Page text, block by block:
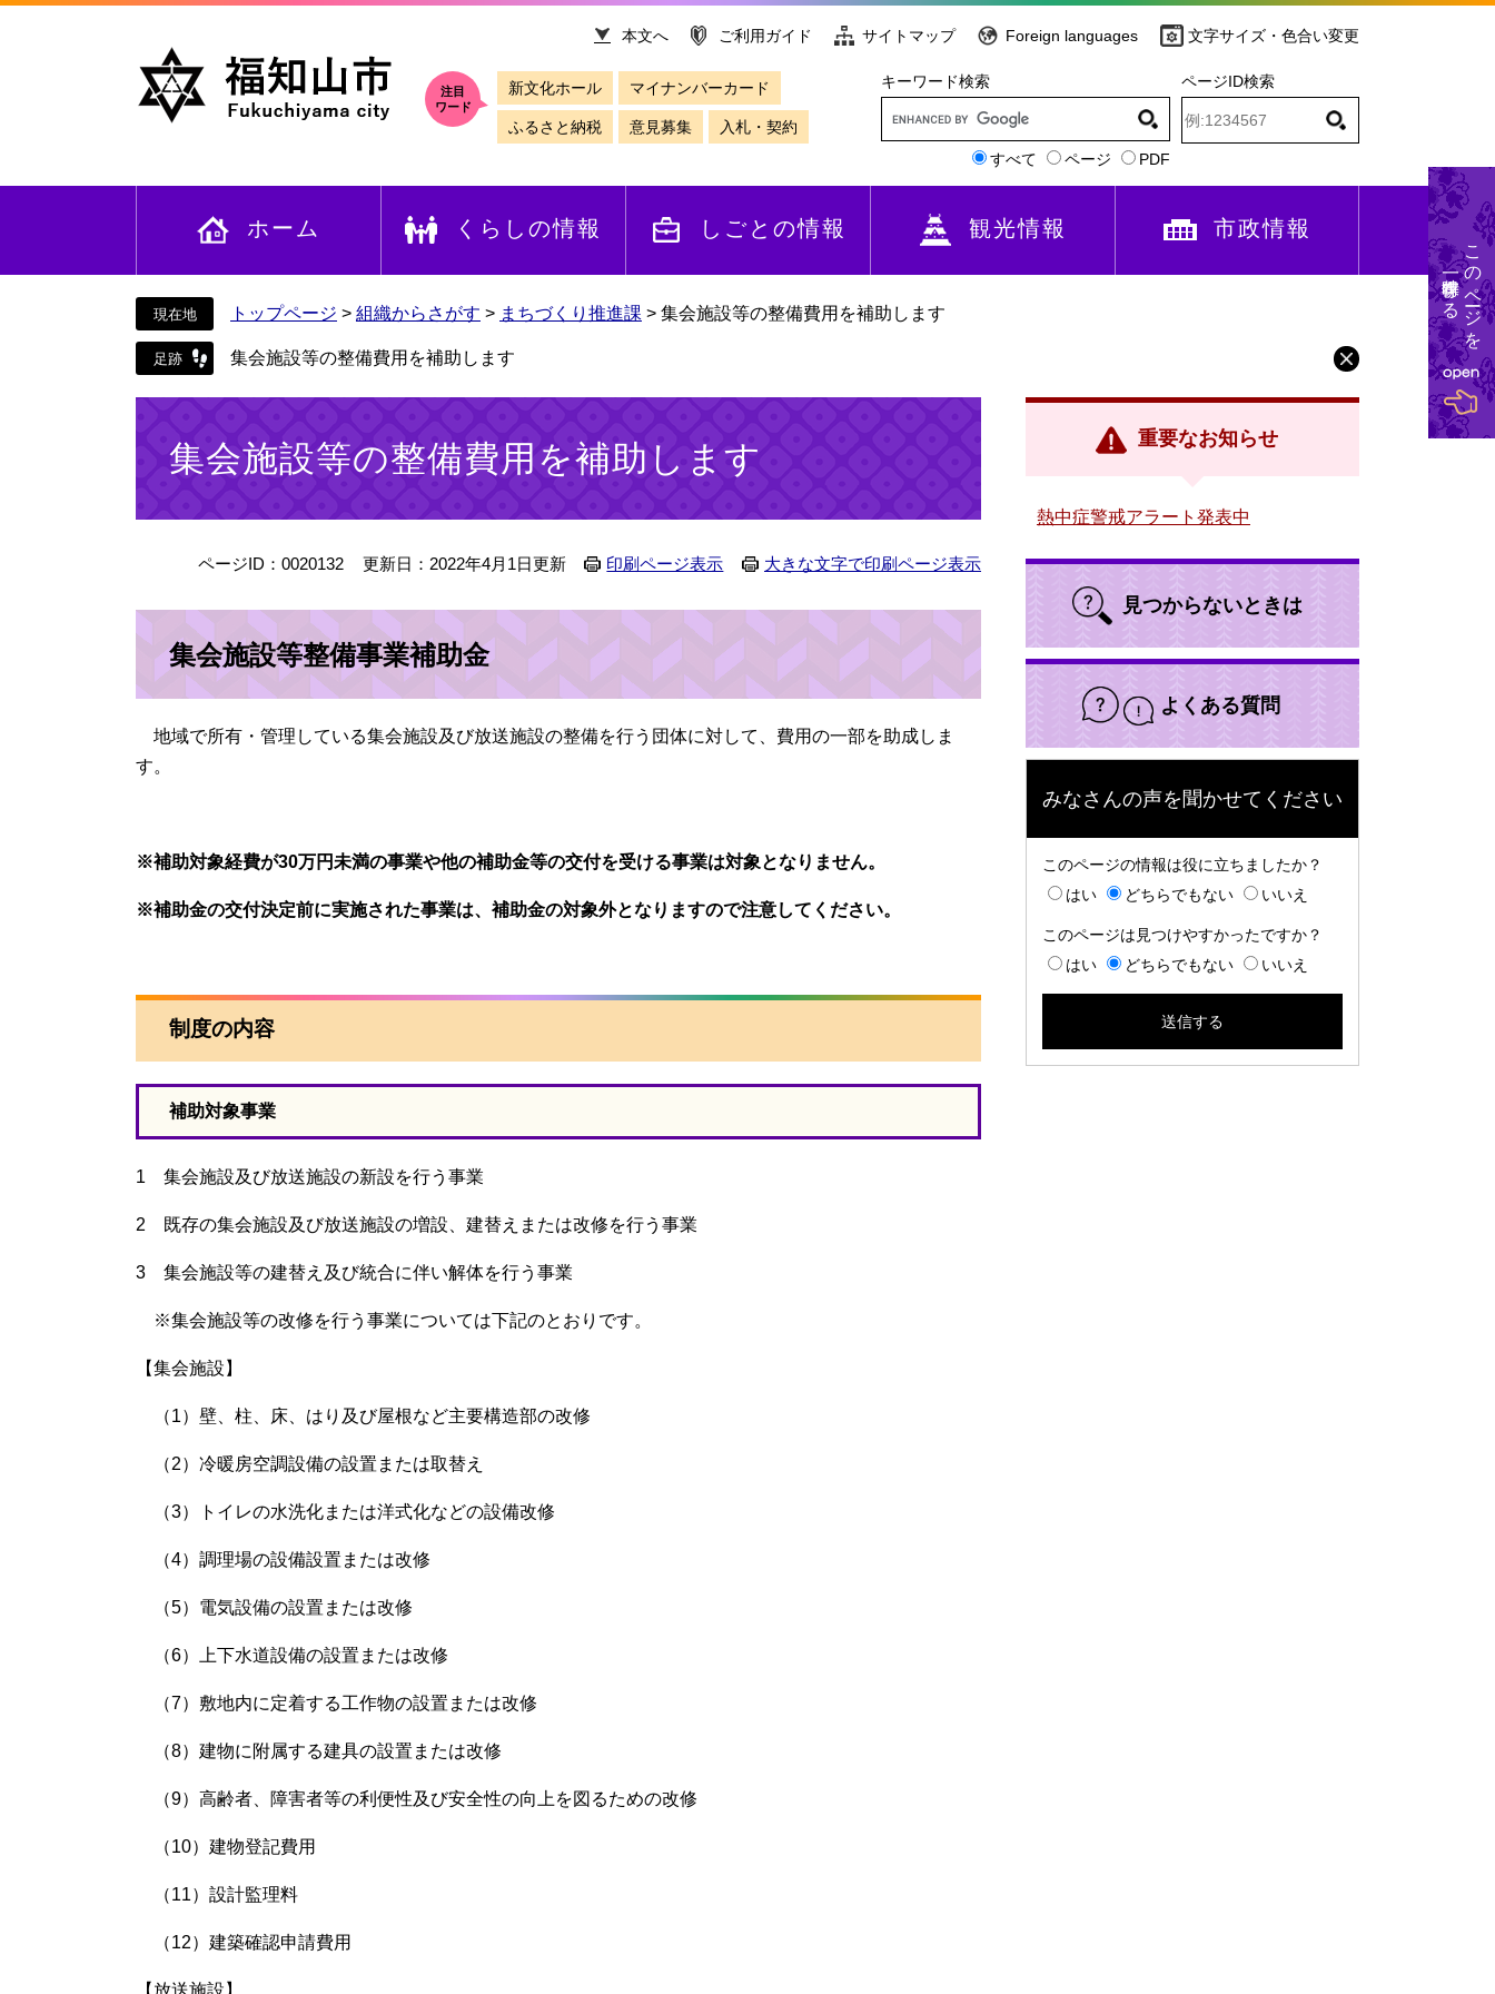
文
本文へ ご利用ガイド サイトマップ Foreign languages 文字サイズ・色合い変更
注目
ワード
新文化ホール マイナンバーカード
ふるさと納税 意見募集 入札・契約
キーワード検索
すべて ページ PDF
ページID検索
ホーム くらしの情報 しごとの情報 観光情報 市政情報
トップページ > 組織からさがす > まちづくり推進課 > 集会施設等の整備費用を補助します
集会施設等の整備費用を補助します
集会施設等の整備費用を補助します
ページID：0020132 更新日：2022年4月1日更新 印刷ページ表示 大きな文字で印刷ページ表示
集会施設等整備事業補助金
地域で所有・管理している集会施設及び放送施設の整備を行う団体に対して、費用の一部を助成しま
す。
※補助対象経費が30万円未満の事業や他の補助金等の交付を受ける事業は対象となりません。
※補助金の交付決定前に実施された事業は、補助金の対象外となりますので注意してください。
制度の内容
補助対象事業
1 集会施設及び放送施設の新設を行う事業
2 既存の集会施設及び放送施設の増設、建替えまたは改修を行う事業
3 集会施設等の建替え及び統合に伴い解体を行う事業
※集会施設等の改修を行う事業については下記のとおりです。
【集会施設】
（1）壁、柱、床、はり及び屋根など主要構造部の改修
（2）冷暖房空調設備の設置または取替え
（3）トイレの水洗化または洋式化などの設備改修
（4）調理場の設備設置または改修
（5）電気設備の設置または改修
（6）上下水道設備の設置または改修
（7）敷地内に定着する工作物の設置または改修
（8）建物に附属する建具の設置または改修
（9）高齢者、障害者等の利便性及び安全性の向上を図るための改修
（10）建物登記費用
（11）設計監理料
（12）建築確認申請費用
【放送施設】
重要なお知らせ
熱中症警戒アラート発表中
見つからないときは
よくある質問
みなさんの声を聞かせてください
このページの情報は役に立ちましたか？
はい
どちらでもない いいえ
このページは見つけやすかったですか？
はい
どちらでもない いいえ
このページを
一時保存する